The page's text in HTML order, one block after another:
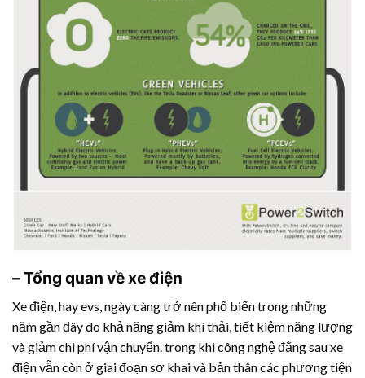
– Tổng quan về xe điện
Xe điện, hay evs, ngày càng trở nên phổ biến trong những
năm gần đây do khả năng giảm khí thải, tiết kiệm năng lượng
và giảm chi phí vận chuyển. trong khi công nghệ đằng sau xe
điện vẫn còn ở giai đoạn sơ khai và bản thân các phương tiện